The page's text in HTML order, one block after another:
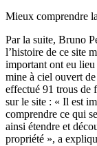
Mieux comprendre
Par la suite, Bruno
l’histoire de ce site
important ont eu lieu
mine à ciel ouvert
effectué 91 trous de
sur le site : « Il est
comprendre ce qui
ainsi étendre et
propriété », a